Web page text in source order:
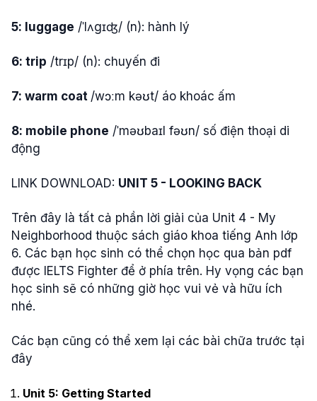
5: luggage /ˈlʌgɪʤ/ (n): hành lý
6: trip /trɪp/ (n): chuyến đi
7: warm coat /wɔːm kəʊt/ áo khoác ấm
8: mobile phone /ˈməʊbaɪl fəʊn/ số điện thoại di
động
LINK DOWNLOAD: UNIT 5 - LOOKING BACK
Trên đây là tất cả phần lời giải của Unit 4 - My
Neighborhood thuộc sách giáo khoa tiếng Anh lớp
6. Các bạn học sinh có thể chọn học qua bản pdf
được IELTS Fighter để ở phía trên. Hy vọng các bạn
học sinh sẽ có những giờ học vui vẻ và hữu ích
nhé.
Các bạn cũng có thể xem lại các bài chữa trước tại
đây
Unit 5: Getting Started